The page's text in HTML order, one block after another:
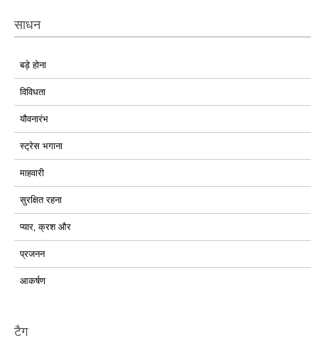
साधन
बड़े होना
विविधता
यौवनारंभ
स्ट्रेस भगाना
माहवारी
सुरक्षित रहना
प्यार, क्रश और
प्रजनन
आकर्षण
टैग